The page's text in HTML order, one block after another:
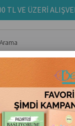
TL VE ÜZERİ
Anne &